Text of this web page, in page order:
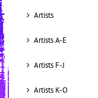
Artists
Artists A-E
Artists F-J
Artists K-O